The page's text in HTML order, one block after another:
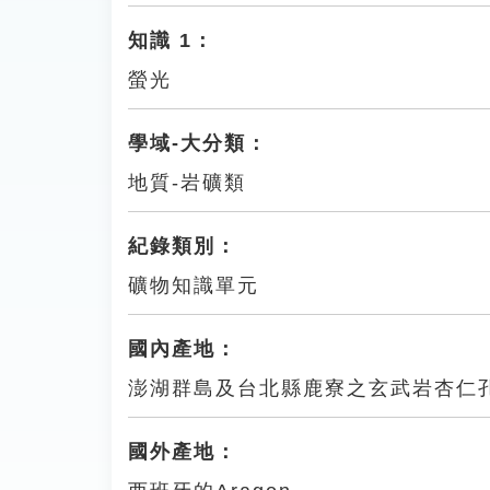
知識 1：
螢光
學域-大分類：
地質-岩礦類
紀錄類別：
礦物知識單元
國內產地：
澎湖群島及台北縣鹿寮之玄武岩杏仁
國外產地：